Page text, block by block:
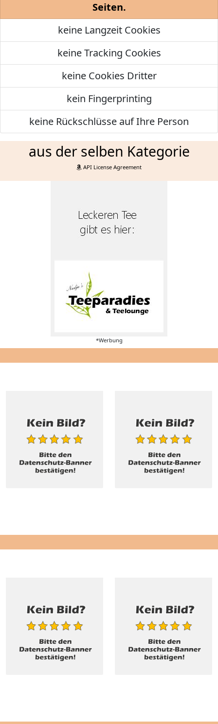
Seiten.
keine Langzeit Cookies
keine Tracking Cookies
keine Cookies Dritter
kein Fingerprinting
keine Rückschlüsse auf Ihre Person
aus der selben Kategorie
API License Agreement
*Werbung